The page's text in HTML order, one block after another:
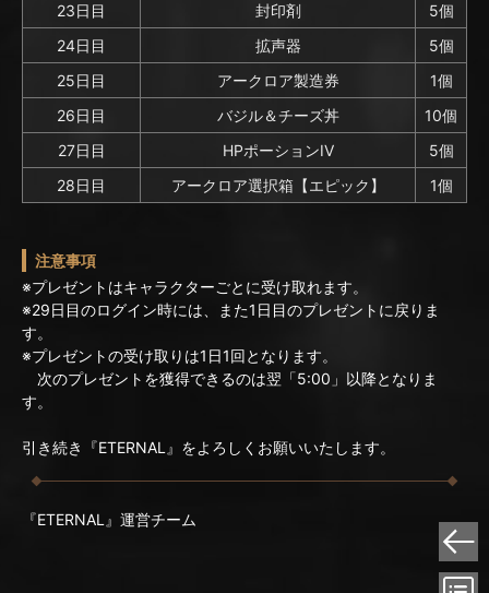
23日目
封印剤
5個
24日目
拡声器
5個
25日目
アークロア製造券
1個
26日目
バジル＆チーズ丼
10個
27日目
HPポーションIV
5個
28日目
アークロア選択箱【エピック】 1個
注意事項
※プレゼントはキャラクターごとに受け取れます。
※29日目のログイン時には、また1日目のプレゼントに戻りま
す。
※プレゼントの受け取りは1日1回となります。
次のプレゼントを獲得できるのは翌「5:00」以降となりま
す。
引き続き『ETERNAL』をよろしくお願いいたします。
『ETERNAL』運営チーム